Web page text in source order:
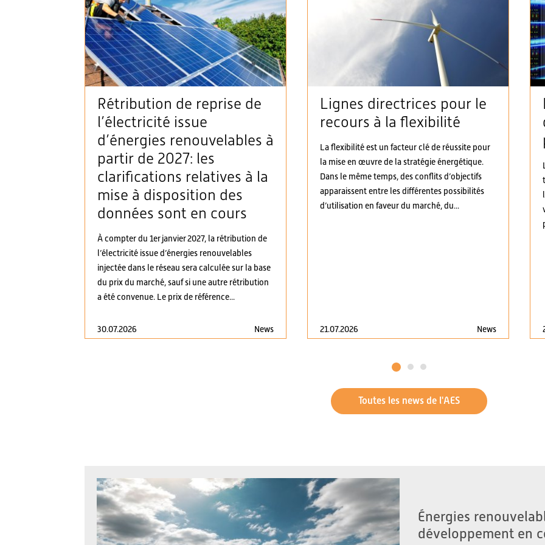
Rétribution de reprise de
l’électricité issue
d’énergies renouvelables à
partir de 2027: les
clarifications relatives à la
mise à disposition des
données sont en cours
À compter du 1er janvier 2027, la rétribution de
l’électricité issue d’énergies renouvelables
injectée dans le réseau sera calculée sur la base
du prix du marché, sauf si une autre rétribution
a été convenue. Le prix de référence...
30.07.2026 News
Lignes directrices pour le
recours à la flexibilité
La flexibilité est un facteur clé de réussite pour
la mise en œuvre de la stratégie énergétique.
Dans le même temps, des conflits d’objectifs
apparaissent entre les différentes possibilités
d’utilisation en faveur du marché, du...
21.07.2026 News
1 2 3
Toutes les news de l'AES
Énergies
développement en